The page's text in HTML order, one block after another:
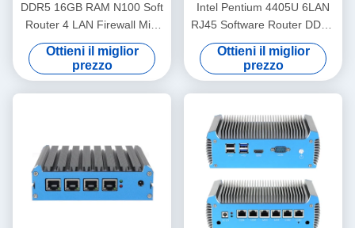
DDR5 16GB RAM N100 Soft
Router 4 LAN Firewall Mini
PC Router con Linux per
Home Office
Ottieni il miglior
prezzo
Intel Pentium 4405U 6LAN
RJ45 Software Router DDR4
con doppio schermo
Ottieni il miglior
prezzo